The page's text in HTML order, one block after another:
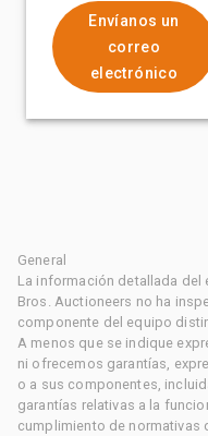
Envíanos un
correo
electrónico
General
La información detallada del
Bros. Auctioneers no ha
componente del equipo
A menos que se indique
ni ofrecemos garantías,
o a sus componentes,
garantías relativas a la
cumplimiento de normativas